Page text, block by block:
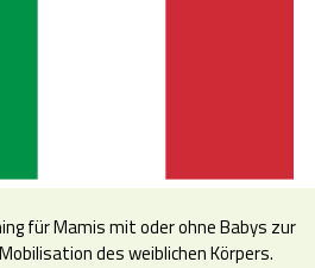
für Mamis mit oder ohne Babys zur
des weiblichen Körpers.